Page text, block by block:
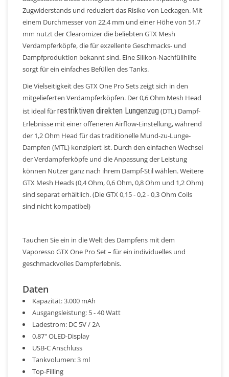
Zugwiderstands und reduziert das Risiko von Leckagen. Mit
einem Durchmesser von 22,4 mm und einer Höhe von 51,7
mm nutzt der Clearomizer die beliebten GTX Mesh
Verdampferköpfe, die für exzellente Geschmacks- und
Dampfproduktion bekannt sind. Eine Silikon-Nachfüllhilfe
sorgt für ein einfaches Befüllen des Tanks.
Die Vielseitigkeit des GTX One Pro Sets zeigt sich in den
mitgelieferten Verdampferköpfen. Der 0,6 Ohm Mesh Head
ist ideal fürrestriktiven direkten Lungenzug (DTL) Dampf-
Erlebnisse mit einer offeneren Airflow-Einstellung, während
der 1,2 Ohm Head für das traditionelle Mund-zu-Lunge-
Dampfen (MTL) konzipiert ist. Durch den einfachen Wechsel
der Verdampferköpfe und die Anpassung der Leistung
können Nutzer ganz nach ihrem Dampf-Stil wählen. Weitere
GTX Mesh Heads (0,4 Ohm, 0,6 Ohm, 0,8 Ohm und 1,2 Ohm)
sind separat erhältlich. (Die GTX 0,15 - 0,2 - 0,3 Ohm Coils
sind nicht kompatibel)
Tauchen Sie ein in die Welt des Dampfens mit dem
Vaporesso GTX One Pro Set – für ein individuelles und
geschmackvolles Dampferlebnis.
Daten
Kapazität: 3.000 mAh
Ausgangsleistung: 5 - 40 Watt
Ladestrom: DC 5V / 2A
0.87" OLED-Display
USB-C Anschluss
Tankvolumen: 3 ml
Top-Filling